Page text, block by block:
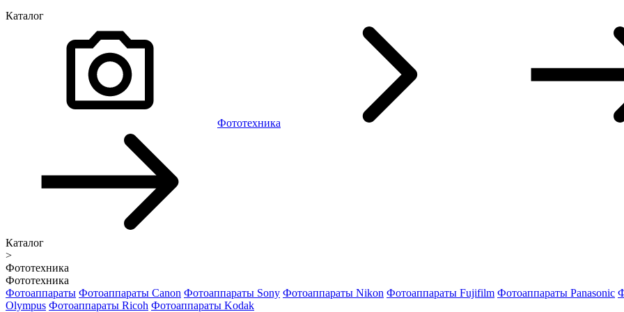
Каталог
Фототехника
Каталог
>
Фототехника
Фототехника
Фотоаппараты Фотоаппараты Canon Фотоаппараты Sony Фотоаппараты Nikon Фотоаппараты Fujifilm Фотоаппараты Panasonic
Olympus Фотоаппараты Ricoh Фотоаппараты Kodak